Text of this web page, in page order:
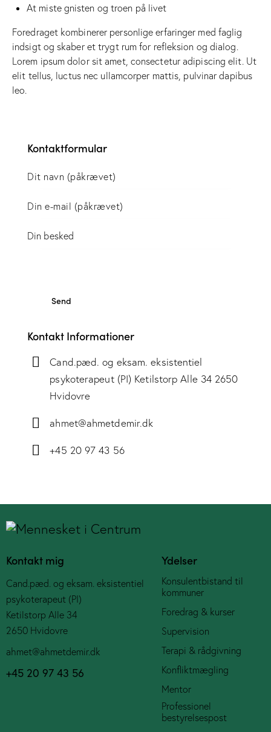
At miste gnisten og troen på livet
Foredraget kombinerer personlige erfaringer med faglig
indsigt og skaber et trygt rum for refleksion og dialog.
Lorem ipsum dolor sit amet, consectetur adipiscing elit. Ut
elit tellus, luctus nec ullamcorper mattis, pulvinar dapibus
leo.
Kontaktformular
Kontakt Informationer
Cand.pæd. og eksam. eksistentiel
psykoterapeut (PI) Ketilstorp Alle 34 2650
Hvidovre
ahmet@ahmetdemir.dk
+45 20 97 43 56
Kontakt mig
Cand.pæd. og eksam. eksistentiel
psykoterapeut (PI)
Ketilstorp Alle 34
2650 Hvidovre
ahmet@ahmetdemir.dk
+45 20 97 43 56
Ydelser
Konsulentbistand til
kommuner
Foredrag & kurser
Supervision
Terapi & rådgivning
Konfliktmægling
Mentor
Professionel
bestyrelsespost